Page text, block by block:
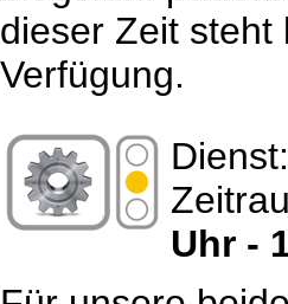
dieser Zeit steht
Verfügung.
Uhr -